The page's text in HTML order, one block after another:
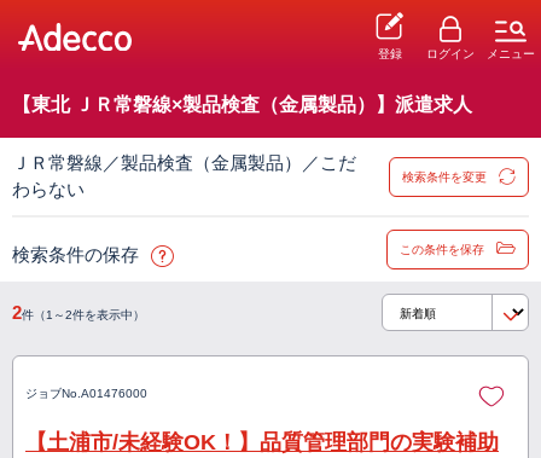
登録 ログイン メニュー
【東北 ＪＲ常磐線×製品検査（金属製品）】派遣求人
ＪＲ常磐線／製品検査（金属製品）／こだ
わらない
検索条件を変更
検索条件の保存 この条件を保存
2件（1～2件を表示中）
ジョブNo. A01476000
【土浦市/未経験OK！】品質管理部門の実験補助